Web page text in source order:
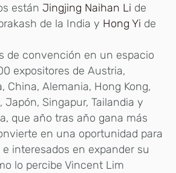
están Jingjing Naihan Li de
de la India y Hong Yi de
de convención en un espacio
expositores de Austria,
China, Alemania, Hong Kong,
Japón, Singapur, Tailandia y
que año tras año gana más
en una oportunidad para
interesados en expander su
lo percibe Vincent Lim